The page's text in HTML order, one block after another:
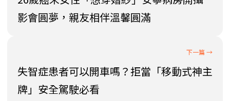
影會圓夢，親友相伴溫馨圓滿
失智症患者可以開車嗎？拒當「移動式神主
牌」安全駕駛必看